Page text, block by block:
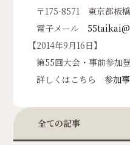
全ての記事
〒175-8571 東京都板
電子メール
【2014年9月16日】
第55回大会・事前参加
詳しくはこちら参加